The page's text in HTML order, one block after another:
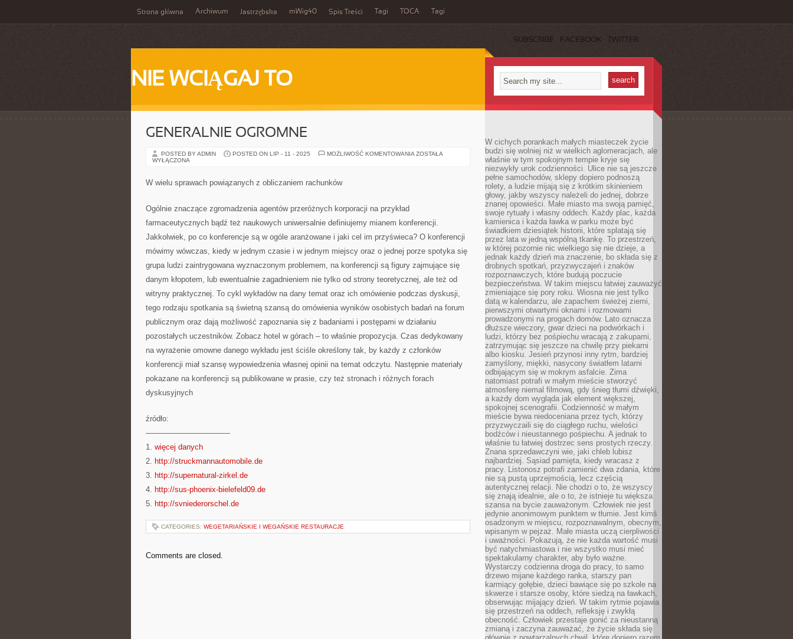
Strona główna Archiwum Jastrzębska mWig40 Spis Treści Tagi TOCA Tagi
SUBSCRIBE FACEBOOK TWITTER
NIE WCIĄGAJ TO
GENERALNIE OGROMNE
POSTED BY ADMIN POSTED ON LIP - 11 - 2025 MOŻLIWOŚĆ KOMENTOWANIA GENERALNIE
ZOSTAŁA
WYŁĄCZONA
W wielu sprawach powiązanych z obliczaniem rachunków
Ogólnie znaczące zgromadzenia agentów przeróżnych korporacji na przykład
farmaceutycznych bądź też naukowych uniwersalnie definiujemy mianem konferencji.
Jakkolwiek, po co konferencje są w ogóle aranżowane i jaki cel im przyświeca? O konferencji
mówimy wówczas, kiedy w jednym czasie i w jednym miejscy oraz o jednej porze spotyka się
grupa ludzi zaintrygowana wyznaczonym problemem, na konferencji są figury zajmujące się
danym kłopotem, lub ewentualnie zagadnieniem nie tylko od strony teoretycznej, ale też od
witryny praktycznej. To cykl wykładów na dany temat oraz ich omówienie podczas dyskusji,
tego rodzaju spotkania są świetną szansą do omówienia wyników osobistych badań na forum
publicznym oraz dają możliwość zapoznania się z badaniami i postępami w działaniu
pozostałych uczestników. Zobacz hotel w górach – to właśnie propozycja. Czas dedykowany
na wyrażenie omowne danego wykładu jest ściśle określony tak, by każdy z członków
konferencji miał szansę wypowiedzenia własnej opinii na temat odczytu. Następnie materiały
pokazane na konferencji są publikowane w prasie, czy też stronach i różnych forach
dyskusyjnych
źródło:
———————————
1. więcej danych
2. http://struckmannautomobile.de
3. http://supernatural-zirkel.de
4. http://sus-phoenix-bielefeld09.de
5. http://svniederorschel.de
CATEGORIES: WEGETARIAŃSKIE I WEGAŃSKIE RESTAURACJE
Comments are closed.
W cichych porankach małych miasteczek życie
budzi się wolniej niż w wielkich aglomeracjach, ale
właśnie w tym spokojnym tempie kryje się
niezwykły urok codzienności. Ulice nie są jeszcze
pełne samochodów, sklepy dopiero podnoszą
rolety, a ludzie mijają się z krótkim skinieniem
głowy, jakby wszyscy należeli do jednej, dobrze
znanej opowieści. Małe miasto ma swoją pamięć,
swoje rytuały i własny oddech. Każdy plac, każda
kamienica i każda ławka w parku może być
świadkiem dziesiątek historii, które splatają się
przez lata w jedną wspólną tkankę. To przestrzeń,
w której pozornie nic wielkiego się nie dzieje, a
jednak każdy dzień ma znaczenie, bo składa się z
drobnych spotkań, przyzwyczajeń i znaków
rozpoznawczych, które budują poczucie
bezpieczeństwa. W takim miejscu łatwiej zauważyć
zmieniające się pory roku. Wiosna nie jest tylko
datą w kalendarzu, ale zapachem świeżej ziemi,
pierwszymi otwartymi oknami i rozmowami
prowadzonymi na progach domów. Lato oznacza
dłuższe wieczory, gwar dzieci na podwórkach i
ludzi, którzy bez pośpiechu wracają z zakupami,
zatrzymując się jeszcze na chwilę przy piekarni
albo kiosku. Jesień przynosi inny rytm, bardziej
zamyślony, miękki, nasycony światłem latarni
odbijającym się w mokrym asfalcie. Zima
natomiast potrafi w małym mieście stworzyć
atmosferę niemal filmową, gdy śnieg tłumi dźwięki,
a każdy dom wygląda jak element większej,
spokojnej scenografii. Codzienność w małym
mieście bywa niedoceniana przez tych, którzy
przyzwyczaili się do ciągłego ruchu, wielości
bodźców i nieustannego pośpiechu. A jednak to
właśnie tu łatwiej dostrzec sens prostych rzeczy.
Znana sprzedawczyni wie, jaki chleb lubisz
najbardziej. Sąsiad pamięta, kiedy wracasz z
pracy. Listonosz potrafi zamienić dwa zdania, które
nie są pustą uprzejmością, lecz częścią
autentycznej relacji. Nie chodzi o to, że wszyscy
się znają idealnie, ale o to, że istnieje tu większa
szansa na bycie zauważonym. Człowiek nie jest
jedynie anonimowym punktem w tłumie. Jest kimś
osadzonym w miejscu, rozpoznawalnym, obecnym,
wpisanym w pejzaż. Małe miasta uczą cierpliwości
i uważności. Pokazują, że nie każda wartość musi
być natychmiastowa i nie wszystko musi mieć
spektakularny charakter, aby było ważne.
Wystarczy codzienna droga do pracy, to samo
drzewo mijane każdego ranka, starszy pan
karmiący gołębie, dzieci bawiące się po szkole na
skwerze i starsze osoby, które siedzą na ławkach,
obserwując mijający dzień. W takim rytmie pojawia
się przestrzeń na oddech, refleksję i zwykłą
obecność. Człowiek przestaje gonić za nieustanną
zmianą i zaczyna zauważać, że życie składa się